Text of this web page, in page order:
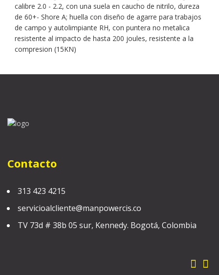
calibre 2.0 - 2.2, con una suela en caucho de nitrilo, dureza
de 60+- Shore A; huella con diseño de agarre para trabajos
de campo y autolimpiante RH, con puntera no metalica
resistente al impacto de hasta 200 joules, resistente a la
compresion (15KN)
Contacto
313 423 4215
servicioalcliente@manpowercis.co
TV 73d # 38b 05 sur, Kennedy. Bogotá, Colombia